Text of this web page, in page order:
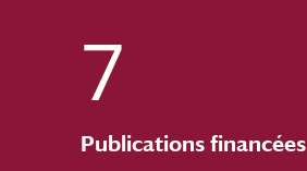
7
Publications financées